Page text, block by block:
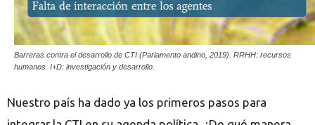
Barreras contra el desarrollo de CTI (Parlamento andino, 2019). RRHH: recursos
humanos. I+D: investigación y desarrollo.
Nuestro país ha dado ya los primeros pasos para